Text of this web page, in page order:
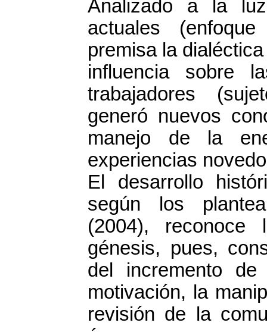
Analizado a la
actuales
premisa la
influencia sobre
trabajadores
generó nuevos
manejo de la
experiencias
El desarrollo
según los
(2004),
génesis, pues,
del incremento
motivación, la
revisión de la